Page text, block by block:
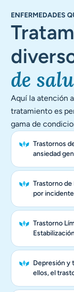
ENFERMEDADES
de
Aquí la atención
tratamiento es
gama de
Trastornos
ansiedad
Trastorno de
por
Trastorno
Depresión y
ellos, el